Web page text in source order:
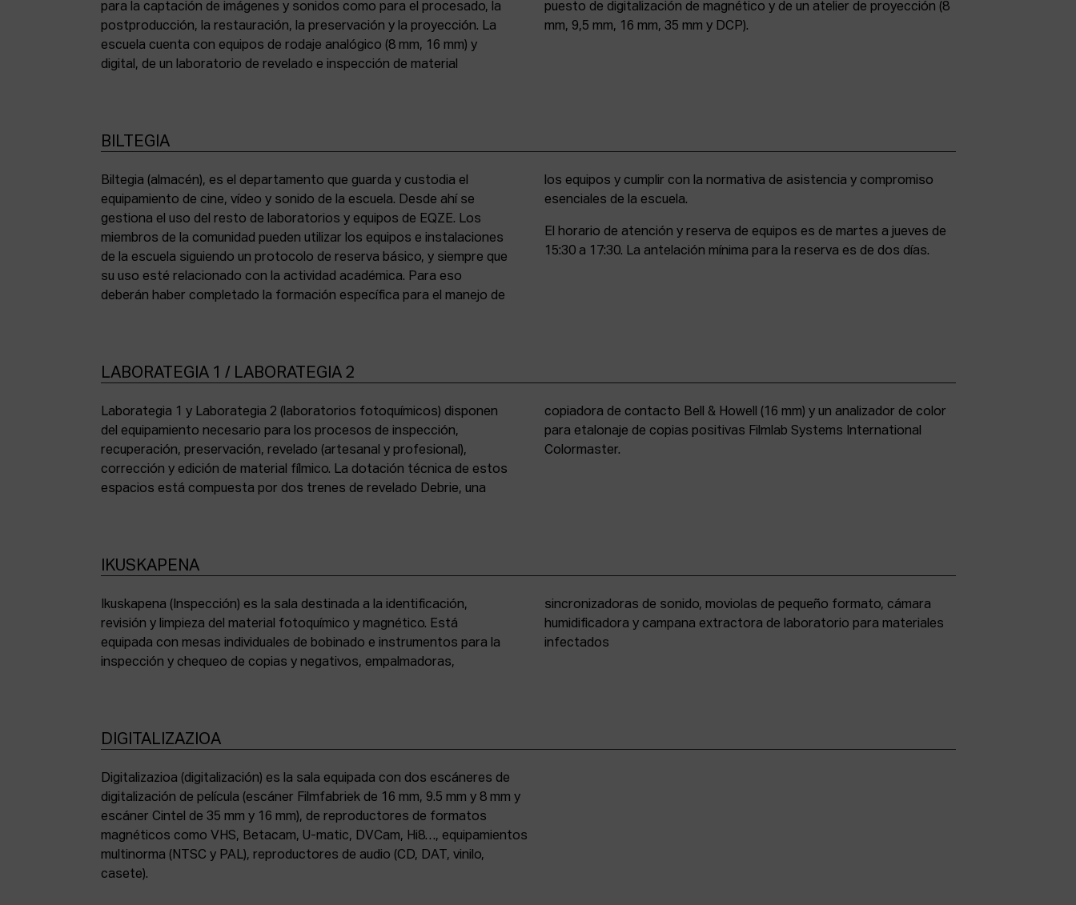
para la captación de imágenes y sonidos como para el procesado, la
postproducción, la restauración, la preservación y la proyección. La
escuela cuenta con equipos de rodaje analógico (8 mm, 16 mm) y
digital, de un laboratorio de revelado e inspección de material
puesto de digitalización de magnético y de un atelier de proyección (8
mm, 9,5 mm, 16 mm, 35 mm y DCP).
BILTEGIA
Biltegia (almacén), es el departamento que guarda y custodia el
equipamiento de cine, vídeo y sonido de la escuela. Desde ahí se
gestiona el uso del resto de laboratorios y equipos de EQZE. Los
miembros de la comunidad pueden utilizar los equipos e instalaciones
de la escuela siguiendo un protocolo de reserva básico, y siempre que
su uso esté relacionado con la actividad académica. Para eso
deberán haber completado la formación específica para el manejo de
los equipos y cumplir con la normativa de asistencia y compromiso
esenciales de la escuela.
El horario de atención y reserva de equipos es de martes a jueves de
15:30 a 17:30. La antelación mínima para la reserva es de dos días.
LABORATEGIA 1 / LABORATEGIA 2
Laborategia 1 y Laborategia 2 (laboratorios fotoquímicos) disponen
del equipamiento necesario para los procesos de inspección,
recuperación, preservación, revelado (artesanal y profesional),
corrección y edición de material fílmico. La dotación técnica de estos
espacios está compuesta por dos trenes de revelado Debrie, una
copiadora de contacto Bell & Howell (16 mm) y un analizador de color
para etalonaje de copias positivas Filmlab Systems International
Colormaster.
IKUSKAPENA
Ikuskapena (Inspección) es la sala destinada a la identificación,
revisión y limpieza del material fotoquímico y magnético. Está
equipada con mesas individuales de bobinado e instrumentos para la
inspección y chequeo de copias y negativos, empalmadoras,
sincronizadoras de sonido, moviolas de pequeño formato, cámara
humidificadora y campana extractora de laboratorio para materiales
infectados
DIGITALIZAZIOA
Digitalizazioa (digitalización) es la sala equipada con dos escáneres de
digitalización de película (escáner Filmfabriek de 16 mm, 9.5 mm y 8 mm y
escáner Cintel de 35 mm y 16 mm), de reproductores de formatos
magnéticos como VHS, Betacam, U-matic, DVCam, Hi8…, equipamientos
multinorma (NTSC y PAL), reproductores de audio (CD, DAT, vinilo,
casete).